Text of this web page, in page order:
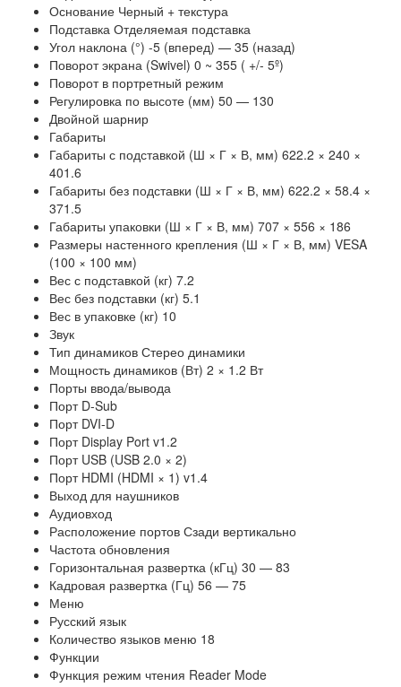
Основание Черный + текстура
Подставка Отделяемая подставка
Угол наклона (°) -5 (вперед) — 35 (назад)
Поворот экрана (Swivel) 0 ~ 355 ( +/- 5º)
Поворот в портретный режим
Регулировка по высоте (мм) 50 — 130
Двойной шарнир
Габариты
Габариты с подставкой (Ш × Г × В, мм) 622.2 × 240 ×
401.6
Габариты без подставки (Ш × Г × В, мм) 622.2 × 58.4 ×
371.5
Габариты упаковки (Ш × Г × В, мм) 707 × 556 × 186
Размеры настенного крепления (Ш × Г × В, мм) VESA
(100 × 100 мм)
Вес с подставкой (кг) 7.2
Вес без подставки (кг) 5.1
Вес в упаковке (кг) 10
Звук
Тип динамиков Стерео динамики
Мощность динамиков (Вт) 2 × 1.2 Вт
Порты ввода/вывода
Порт D-Sub
Порт DVI-D
Порт Display Port v1.2
Порт USB (USB 2.0 × 2)
Порт HDMI (HDMI × 1) v1.4
Выход для наушников
Аудиовход
Расположение портов Сзади вертикально
Частота обновления
Горизонтальная развертка (кГц) 30 — 83
Кадровая развертка (Гц) 56 — 75
Меню
Русский язык
Количество языков меню 18
Функции
Функция режим чтения Reader Mode